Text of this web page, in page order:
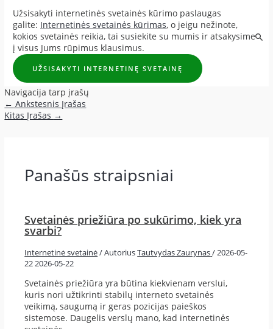
Užsisakyti internetinės svetainės kūrimo paslaugas
galite: Internetinės svetainės kūrimas, o jeigu nežinote,
kokios svetainės reikia, tai susiekite su mumis ir atsakysime
į visus Jums rūpimus klausimus.
UŽSISAKYTI INTERNETINĘ SVETAINĘ
Navigacija tarp įrašų
← Ankstesnis Įrašas
Kitas Įrašas →
Panašūs straipsniai
Svetainės priežiūra po sukūrimo, kiek yra
svarbi?
Internetinė svetainė/ AutoriusTautvydas Zaurynas/2026-05-
222026-05-22
Svetainės priežiūra yra būtina kiekvienam verslui,
kuris nori užtikrinti stabilų interneto svetainės
veikimą, saugumą ir geras pozicijas paieškos
sistemose. Daugelis verslų mano, kad internetinės